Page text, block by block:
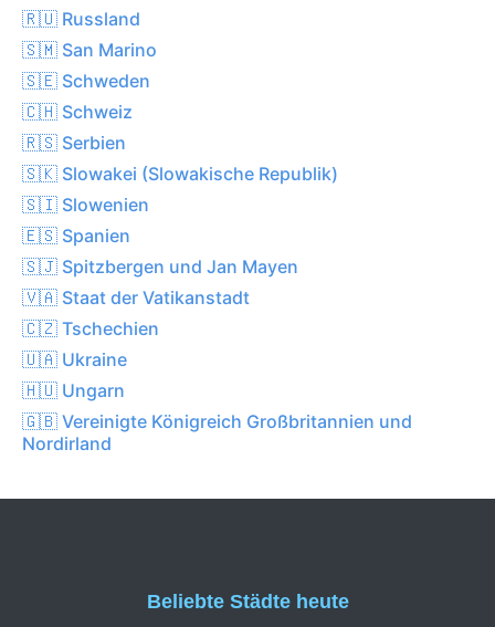
🇷🇺 Russland
🇸🇲 San Marino
🇸🇪 Schweden
🇨🇭 Schweiz
🇷🇸 Serbien
🇸🇰 Slowakei (Slowakische Republik)
🇸🇮 Slowenien
🇪🇸 Spanien
🇸🇯 Spitzbergen und Jan Mayen
🇻🇦 Staat der Vatikanstadt
🇨🇿 Tschechien
🇺🇦 Ukraine
🇭🇺 Ungarn
🇬🇧 Vereinigte Königreich Großbritannien und
Nordirland
Beliebte Städte heute